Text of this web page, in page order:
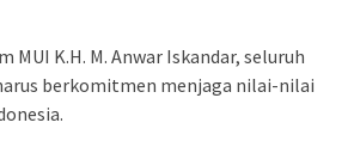
MUI K.H. M. Anwar Iskandar, seluruh
berkomitmen menjaga nilai-nilai